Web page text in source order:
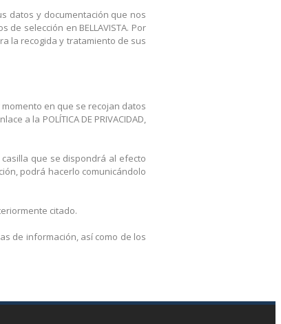
datos y documentación que nos
selección en BELLAVISTA. Por
la recogida y tratamiento de sus
momento en que se recojan datos
a la POLÍTICA DE PRIVACIDAD,
que se dispondrá al efecto
podrá hacerlo comunicándolo
citado.
de información, así como de los